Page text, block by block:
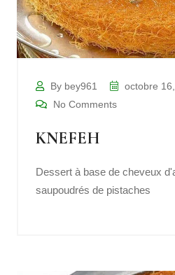
By bey961
octobre
No Comments
KNEFEH
Dessert à base de cheveux
saupoudrés de pistaches